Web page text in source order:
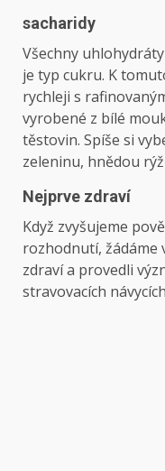
sacharidy
Všechny
je typ cukru. K
rychleji s
vyrobené z bílé
těstovin. Spíše si
zeleninu, hnědou
Nejprve zdraví
Když zvyšujeme
rozhodnutí, žádáme
zdraví a provedli
stravovacích